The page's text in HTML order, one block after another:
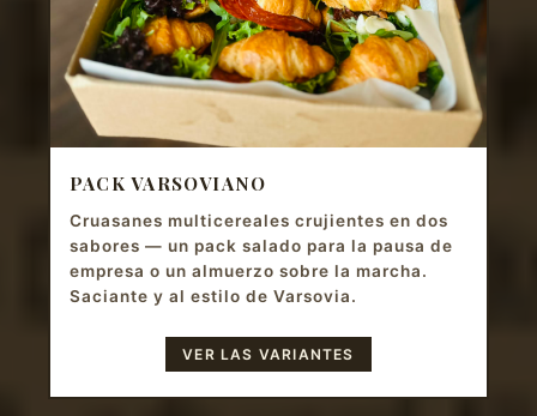
PACK VARSOVIANO
Cruasanes multicereales crujientes en dos
sabores — un pack salado para la pausa de
empresa o un almuerzo sobre la marcha.
Saciante y al estilo de Varsovia.
VER LAS VARIANTES